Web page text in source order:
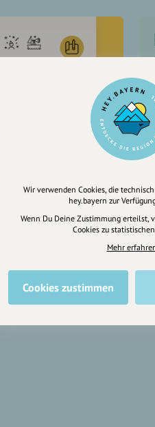
Wir verwenden Cookies, die
hey.bayern zur
Wenn Du Deine Zustimmung erteilst,
Cookies zu
Mehr
Cookies zustimmen